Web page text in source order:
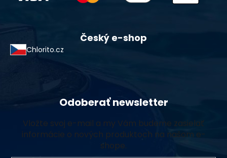
Český e-shop
Chlorito.cz
Odoberať newsletter
Vložte svoj e-mail a my Vám budeme zasielať
informácie o nových produktoch na našom e-
shope.